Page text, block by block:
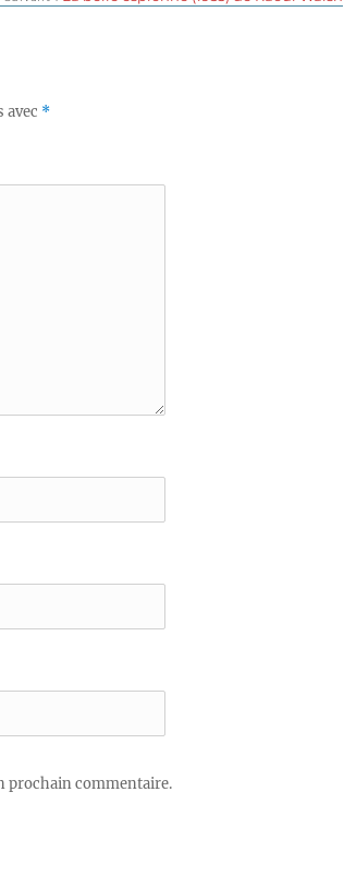
avec *
prochain commentaire.